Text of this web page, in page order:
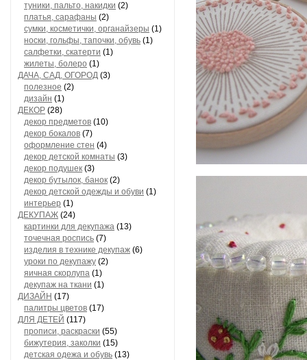
туники, пальто, накидки (2)
платья, сарафаны (2)
сумки, косметички, органайзеры (1)
носки, гольфы, тапочки, обувь (1)
салфетки, скатерти (1)
жилеты, болеро (1)
ДАЧА, САД, ОГОРОД (3)
полезное (2)
дизайн (1)
ДЕКОР (28)
декор предметов (10)
декор бокалов (7)
оформление стен (4)
декор детской комнаты (3)
декор подушек (3)
декор бутылок, банок (2)
декор детской одежды и обуви (1)
интерьер (1)
ДЕКУПАЖ (24)
картинки для декупажа (13)
точечная роспись (7)
изделия в технике декупаж (6)
уроки по декупажу (2)
яичная скорлупа (1)
декупаж на ткани (1)
ДИЗАЙН (17)
палитры цветов (17)
ДЛЯ ДЕТЕЙ (117)
прописи, раскраски (55)
бижутерия, заколки (15)
детская одежа и обувь (13)